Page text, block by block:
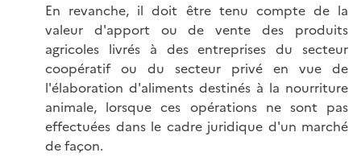
En revanche, il doit être tenu compte de la
valeur d'apport ou de vente des produits
agricoles livrés à des entreprises du secteur
coopératif ou du secteur privé en vue de
l'élaboration d'aliments destinés à la nourriture
animale, lorsque ces opérations ne sont pas
effectuées dans le cadre juridique d'un marché
de façon.